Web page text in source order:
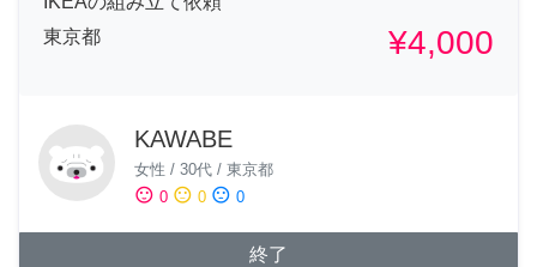
東京都
¥4,000
KAWABE
女性 / 30代 / 東京都
sentiment_satisfied 0 sentiment_neutral 0 sentiment_dissatisfied 0
終了